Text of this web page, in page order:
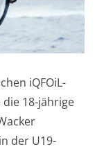
iQFOiL-
18-jährige
der U19-